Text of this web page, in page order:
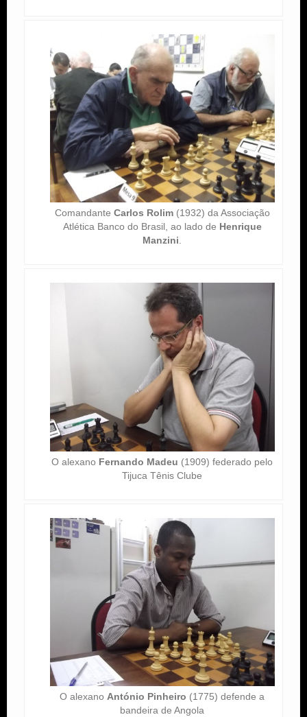
Comandante Carlos Rolim(1932) da Associação
Atlética Banco do Brasil, ao lado de Henrique
Manzini.
O alexano Fernando Madeu (1909) federado pelo
Tijuca Tênis Clube
O alexano António Pinheiro (1775) defende a
bandeira de Angola